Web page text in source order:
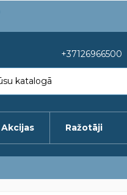
+37126966500
Akcijas Ražotāji